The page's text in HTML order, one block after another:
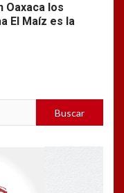
Oaxaca los
El Maíz es la